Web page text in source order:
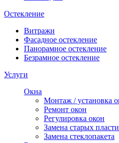
Остекление
Витражи
Фасадное остекление
Панорамное остекление
Безрамное остекление
Услуги
Окна
Монтаж / установка
Ремонт окон
Регулировка окон
Замена старых
Замена стеклопакета